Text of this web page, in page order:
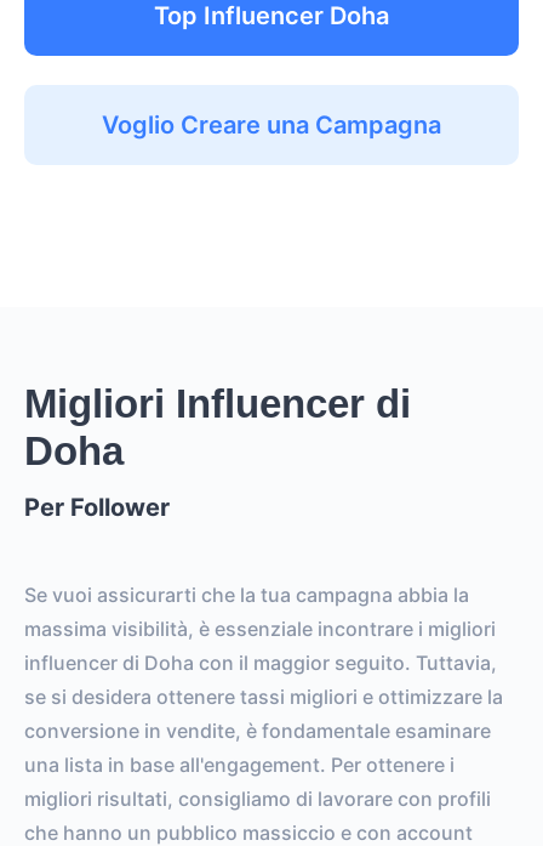
Top Influencer Doha
Voglio Creare una Campagna
Migliori Influencer di
Doha
Per Follower
Se vuoi assicurarti che la tua campagna abbia la
massima visibilità, è essenziale incontrare i migliori
influencer di Doha con il maggior seguito. Tuttavia,
se si desidera ottenere tassi migliori e ottimizzare la
conversione in vendite, è fondamentale esaminare
una lista in base all'engagement. Per ottenere i
migliori risultati, consigliamo di lavorare con profili
che hanno un pubblico massiccio e con account